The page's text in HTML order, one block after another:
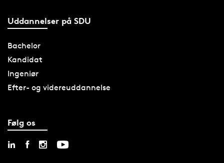
Uddannelser på SDU
Bachelor
Kandidat
Ingeniør
Efter- og videreuddannelse
Følg os